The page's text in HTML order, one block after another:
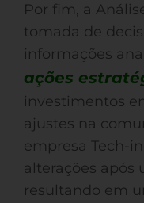
Por fim, a
tomada de
informações
ações
investimentos
ajustes na
empresa Tech-
alterações após
resultando em